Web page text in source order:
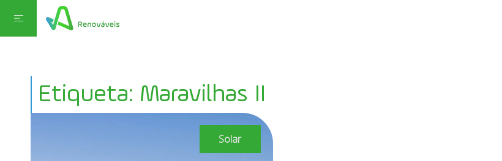
Etiqueta: Maravilhas II
Solar